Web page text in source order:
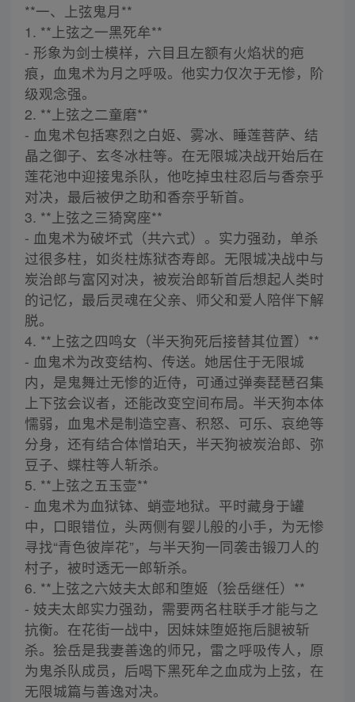
**一、上弦鬼月**
1. **上弦之一黑死牟**
- 形象为剑士模样，六目且左额有火焰状的疤
痕，血鬼术为月之呼吸。他实力仅次于无惨，阶
级观念强。
2. **上弦之二童磨**
- 血鬼术包括寒烈之白姬、雾冰、睡莲菩萨、结
晶之御子、玄冬冰柱等。在无限城决战开始后在
莲花池中迎接鬼杀队，他吃掉虫柱忍后与香奈乎
对决，最后被伊之助和香奈乎斩首。
3. **上弦之三猗窝座**
- 血鬼术为破坏式（共六式）。实力强劲，单杀
过很多柱，如炎柱炼狱杏寿郎。无限城决战中与
炭治郎与富冈对决，被炭治郎斩首后想起人类时
的记忆，最后灵魂在父亲、师父和爱人陪伴下解
脱。
4. **上弦之四鸣女（半天狗死后接替其位置）**
- 血鬼术为改变结构、传送。她居住于无限城
内，是鬼舞辻无惨的近侍，可通过弹奏琵琶召集
上下弦会议者，还能改变空间布局。半天狗本体
懦弱，血鬼术是制造空喜、积怒、可乐、哀绝等
分身，还有结合体憎珀天，半天狗被炭治郎、弥
豆子、蝶柱等人斩杀。
5. **上弦之五玉壶**
- 血鬼术为血狱钵、蛸壶地狱。平时藏身于罐
中，口眼错位，头两侧有婴儿般的小手，为无惨
寻找“青色彼岸花”，与半天狗一同袭击锻刀人的
村子，被时透无一郎斩杀。
6. **上弦之六妓夫太郎和堕姬（狯岳继任）**
- 妓夫太郎实力强劲，需要两名柱联手才能与之
抗衡。在花街一战中，因妹妹堕姬拖后腿被斩
杀。狯岳是我妻善逸的师兄，雷之呼吸传人，原
为鬼杀队成员，后喝下黑死牟之血成为上弦，在
无限城篇与善逸对决。